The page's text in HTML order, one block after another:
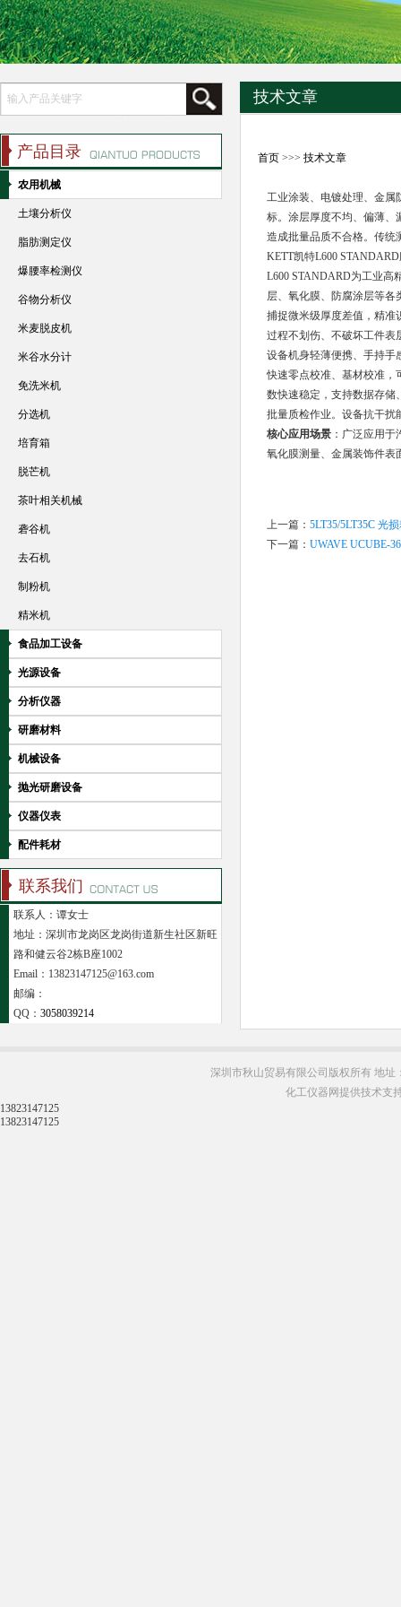
技术文章
首页>>> 技术文章
工业涂装、电镀处理、金属
标。涂层厚度不均、偏薄、
造成批量品质不合格。传统
KETT凯特L600
L600 STANDARD为工业高
层、氧化膜、防腐涂层等
捕捉微米级厚度差值，精准
过程不划伤、不破坏工件表
设备机身轻薄便携、手持手
快速零点校准、基材校准，
数快速稳定，支持数据存储
批量质检作业。设备抗干扰
核心应用场景：广泛应用于
氧化膜测量、金属装饰件表
上一篇： 5LT35/5LT35C 光
下一篇： UWAVE UCUBE-
产品目录
农用机械
土壤分析仪
脂肪测定仪
爆腰率检测仪
谷物分析仪
米麦脱皮机
米谷水分计
免洗米机
分选机
培育箱
脱芒机
茶叶相关机械
砻谷机
去石机
制粉机
精米机
食品加工设备
光源设备
分析仪器
研磨材料
机械设备
抛光研磨设备
仪器仪表
配件耗材
联系我们
联系人：谭女士
地址：深圳市龙岗区龙岗街道新生社区新旺
路和健云谷2栋B座1002
Email：13823147125@163.com
邮编：
QQ： 3058039214
深圳市秋山贸易有限公司版权所有 地址
化工仪器网提供技术支
13823147125
13823147125